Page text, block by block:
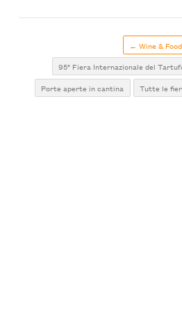
← Wine & Food
95° Fiera Internazionale del
Porte aperte in cantina
Tutte le